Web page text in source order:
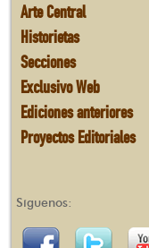
Arte Central
Historietas
Secciones
Exclusivo Web
Ediciones anteriores
Proyectos Editoriales
Síguenos: